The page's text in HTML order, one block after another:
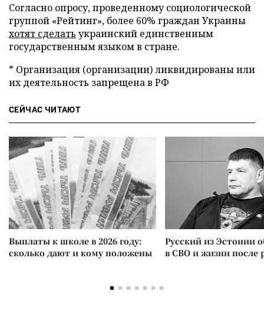
Согласно опросу, проведенному социологической
группой «Рейтинг», более 60% граждан Украины
хотят сделать украинский единственным
государственным языком в стране.
* Организация (организации) ликвидированы или
их деятельность запрещена в РФ
СЕЙЧАС ЧИТАЮТ
Выплаты к школе в 2026 году:
сколько дают и кому положены
Русский из Эстонии
в СВО и жизни после